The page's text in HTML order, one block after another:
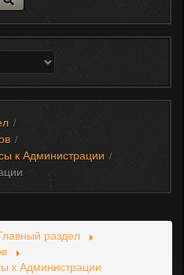
/
/
к Администрации /
раздел
к Администрации